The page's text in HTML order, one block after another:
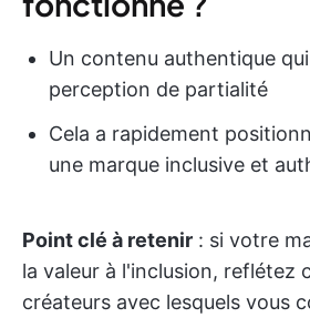
Un contenu authentique
perception de partialité
Cela a rapidement
une marque inclusive et
Point clé à retenir : si votre
la valeur à l'inclusion, reflétez
créateurs avec lesquels vous